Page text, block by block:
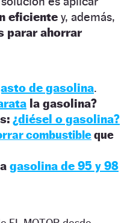
eficiente y, además,
parar ahorrar
de gasolina.
la gasolina?
¿diésel o gasolina?
combustibleque
gasolina de 95 y 98